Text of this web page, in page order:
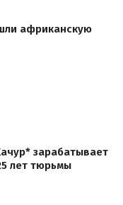
африканскую
зарабатывает
лет тюрьмы